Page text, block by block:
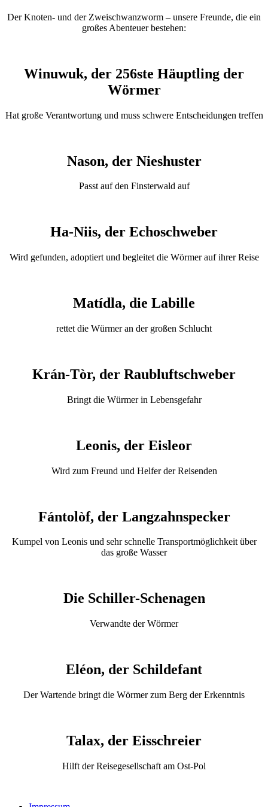
Der Knoten- und der Zweischwanzworm – unsere Freunde, die ein
großes Abenteuer bestehen:
Winuwuk, der 256ste Häuptling der
Wörmer
Hat große Verantwortung und muss schwere Entscheidungen treffen
Nason, der Nieshuster
Passt auf den Finsterwald auf
Ha-Niis, der Echoschweber
Wird gefunden, adoptiert und begleitet die Wörmer auf ihrer Reise
Matídla, die Labille
rettet die Würmer an der großen Schlucht
Krán-Tòr, der Raubluftschweber
Bringt die Würmer in Lebensgefahr
Leonis, der Eisleor
Wird zum Freund und Helfer der Reisenden
Fántolòf, der Langzahnspecker
Kumpel von Leonis und sehr schnelle Transportmöglichkeit über
das große Wasser
Die Schiller-Schenagen
Verwandte der Wörmer
Eléon, der Schildefant
Der Wartende bringt die Wörmer zum Berg der Erkenntnis
Talax, der Eisschreier
Hilft der Reisegesellschaft am Ost-Pol